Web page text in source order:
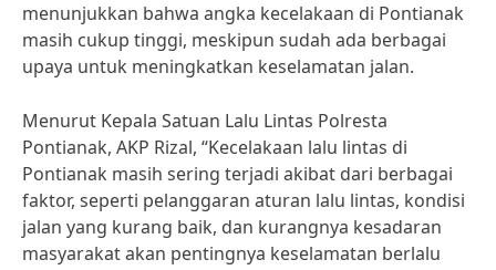
menunjukkan bahwa angka kecelakaan di Pontianak
masih cukup tinggi, meskipun sudah ada berbagai
upaya untuk meningkatkan keselamatan jalan.
Menurut Kepala Satuan Lalu Lintas Polresta
Pontianak, AKP Rizal, “Kecelakaan lalu lintas di
Pontianak masih sering terjadi akibat dari berbagai
faktor, seperti pelanggaran aturan lalu lintas, kondisi
jalan yang kurang baik, dan kurangnya kesadaran
masyarakat akan pentingnya keselamatan berlalu